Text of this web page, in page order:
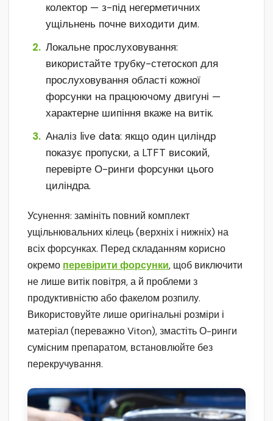
колектор — з-під негерметичних
ущільнень почне виходити дим.
Локальне прослуховування:
використайте трубку-стетоскоп для
прослуховування області кожної
форсунки на працюючому двигуні —
характерне шипіння вкаже на витік.
Аналіз live data: якщо один циліндр
показує пропуски, а LTFT високий,
перевірте О-ринги форсунки цього
циліндра.
Усунення: замініть повний комплект
ущільнювальних кілець (верхніх і нижніх) на
всіх форсунках. Перед складанням корисно
окремо перевірити форсунки, щоб виключити
не лише витік повітря, а й проблеми з
продуктивністю або факелом розпилу.
Використовуйте лише оригінальні розміри і
матеріал (переважно Viton), змастіть О-ринги
сумісним препаратом, встановлюйте без
перекручування.